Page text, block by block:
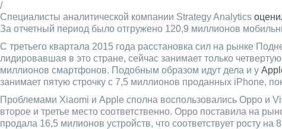
/
Специалисты аналитической компании Strategy Analytics
За отчетный период было отгружено 120,9 миллионов
С третьего квартала 2015 года расстановка сил на рынке
лидировавшая в это стране, сейчас занимает только
миллионов смартфонов. Подобным образом идут дела и у
занимает пятую строчку с 7,5 миллионов проданных iPhone,
Проблемами Xiaomi и Apple сполна воспользовались Oppo и
второе и третье место соответственно. Oppo поставила на
продала 16,5 милионов устройств, что соответствует росту